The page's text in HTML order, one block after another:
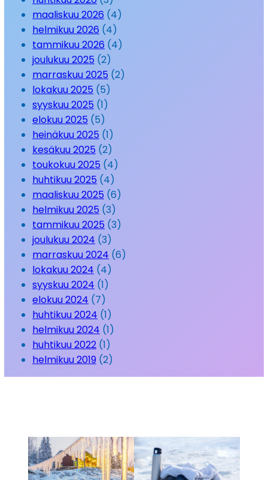
maaliskuu 2026 (4)
helmikuu 2026 (4)
tammikuu 2026 (4)
joulukuu 2025 (2)
marraskuu 2025 (2)
lokakuu 2025 (5)
syyskuu 2025 (1)
elokuu 2025 (5)
heinäkuu 2025 (1)
kesäkuu 2025 (2)
toukokuu 2025 (4)
huhtikuu 2025 (4)
maaliskuu 2025 (6)
helmikuu 2025 (3)
tammikuu 2025 (3)
joulukuu 2024 (3)
marraskuu 2024 (6)
lokakuu 2024 (4)
syyskuu 2024 (1)
elokuu 2024 (7)
huhtikuu 2024 (1)
helmikuu 2024 (1)
huhtikuu 2022 (1)
helmikuu 2019 (2)